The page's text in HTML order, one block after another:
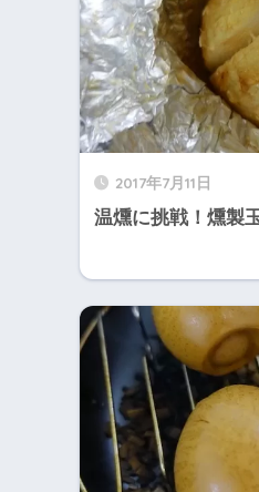
2017年7月11日
温燻に挑戦！燻製